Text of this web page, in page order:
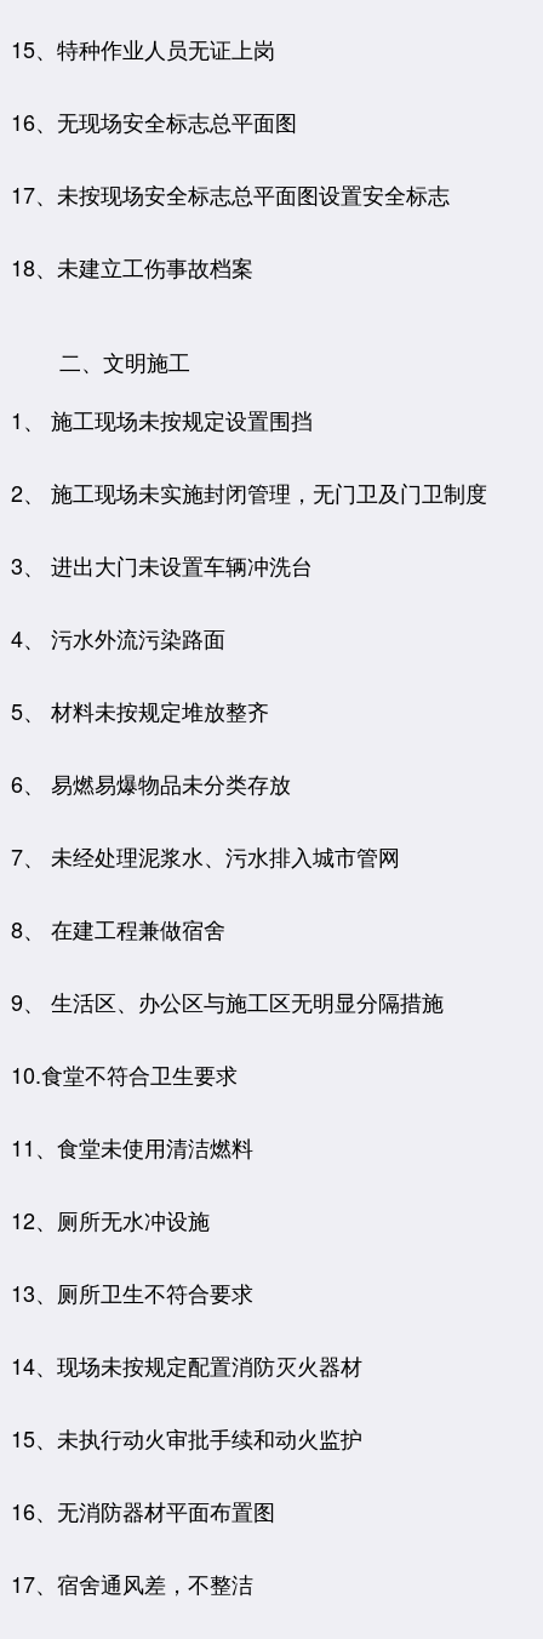
15、特种作业人员无证上岗
16、无现场安全标志总平面图
17、未按现场安全标志总平面图设置安全标志
18、未建立工伤事故档案
二、文明施工
1、 施工现场未按规定设置围挡
2、 施工现场未实施封闭管理，无门卫及门卫制度
3、 进出大门未设置车辆冲洗台
4、 污水外流污染路面
5、 材料未按规定堆放整齐
6、 易燃易爆物品未分类存放
7、 未经处理泥浆水、污水排入城市管网
8、 在建工程兼做宿舍
9、 生活区、办公区与施工区无明显分隔措施
10.食堂不符合卫生要求
11、食堂未使用清洁燃料
12、厕所无水冲设施
13、厕所卫生不符合要求
14、现场未按规定配置消防灭火器材
15、未执行动火审批手续和动火监护
16、无消防器材平面布置图
17、宿舍通风差，不整洁